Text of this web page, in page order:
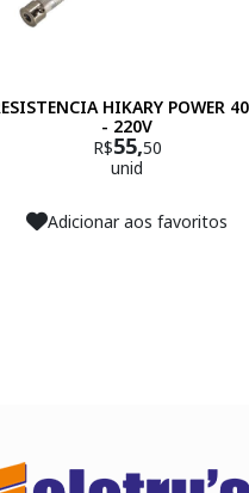
HIKARY POWER
- 220V
R$55,50
unid
Adicionar aos favoritos